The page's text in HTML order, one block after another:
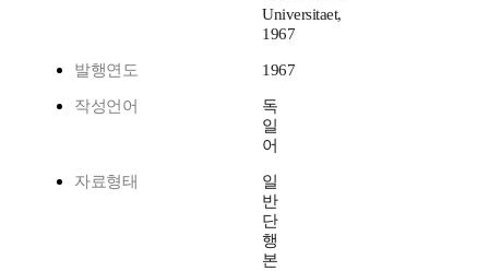
Universitaet,
1967
발행연도 1967
작성언어
독
일
어
자료형태
일
반
단
행
본